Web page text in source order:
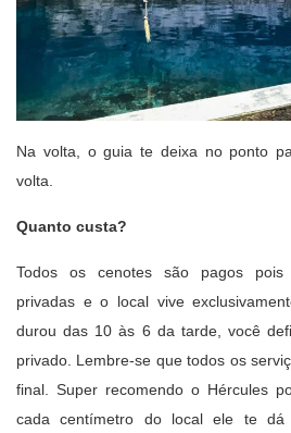
Na volta, o guia te deixa no ponto
volta.
Quanto custa?
Todos os cenotes são pagos pois
privadas e o local vive
durou das 10 às 6 da tarde, você
privado. Lembre-se que todos os
final. Super recomendo o Hércules
cada centímetro do local ele te